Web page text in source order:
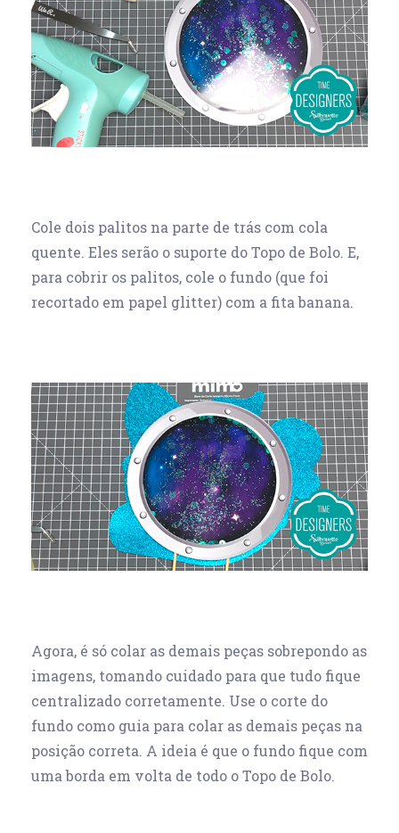
Cole dois palitos na parte de trás com cola
quente. Eles serão o suporte do Topo de Bolo. E,
para cobrir os palitos, cole o fundo (que foi
recortado em papel glitter) com a fita banana.
Agora, é só colar as demais peças sobrepondo as
imagens, tomando cuidado para que tudo fique
centralizado corretamente. Use o corte do
fundo como guia para colar as demais peças na
posição correta. A ideia é que o fundo fique com
uma borda em volta de todo o Topo de Bolo.